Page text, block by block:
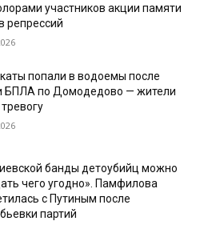
участников акции памяти
репрессий
попали в водоемы после
БПЛА по Домодедово — жители
банды детоубийц можно
чего угодно». Памфилова
с Путиным после
партий